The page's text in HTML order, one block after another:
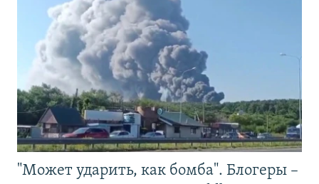
"Может ударить, как бомба". Блогеры –